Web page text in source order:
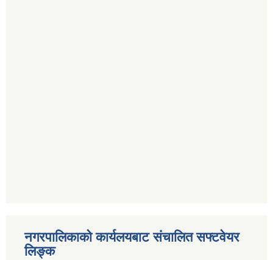
नगरपालिकाको कार्यलयबाट संचालित सफ्टवेयर
लिङ्क